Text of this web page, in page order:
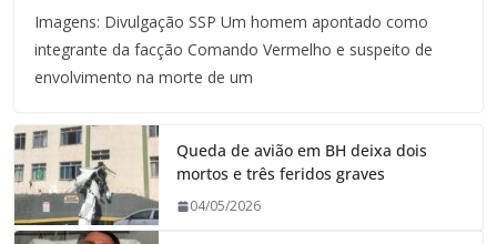
Imagens: Divulgação SSP Um homem apontado como
integrante da facção Comando Vermelho e suspeito de
envolvimento na morte de um
Queda de avião em BH deixa dois
mortos e três feridos graves
04/05/2026